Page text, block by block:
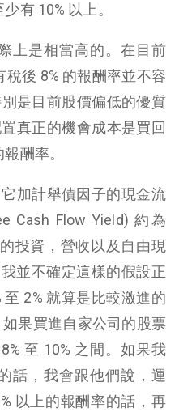
有 10% 以上。
上是相當高的。在目前
後 8% 的報酬率並不容
是目前股價偏低的優質
真正的機會成本是買回
酬率。
加計舉債因子的現金流
Cash Flow Yield) 約為
投資，營收以及自由現
並不確定這樣的假設正
2% 就算是比較激進的
果買進自家公司的股票
至 10% 之間。如果我
話，我會跟他們說，運
以上的報酬率的話，再